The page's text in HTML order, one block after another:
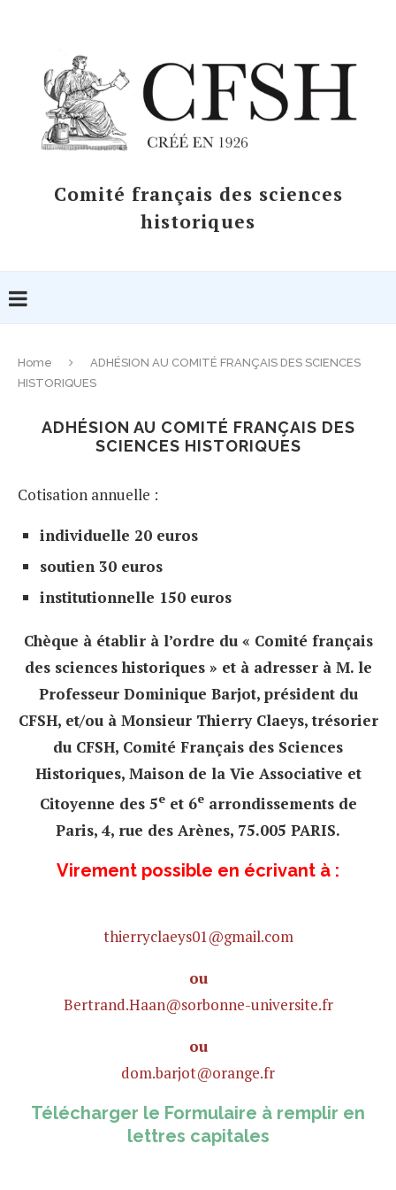
Comité français des sciences
historiques
Home
ADHÉSION AU COMITÉ FRANÇAIS DES SCIENCES
HISTORIQUES
ADHÉSION AU COMITÉ FRANÇAIS DES
SCIENCES HISTORIQUES
Cotisation annuelle :
individuelle 20 euros
soutien 30 euros
institutionnelle 150 euros
Chèque à établir à l’ordre du « Comité français
des sciences historiques » et à adresser à M. le
Professeur Dominique Barjot, président du
CFSH, et/ou à Monsieur Thierry Claeys, trésorier
du CFSH, Comité Français des Sciences
Historiques, Maison de la Vie Associative et
Citoyenne des 5eet 6earrondissements de
Paris, 4, rue des Arènes, 75.005 PARIS.
Virement possible en écrivant à :
thierryclaeys01@gmail.com
ou
Bertrand.Haan@sorbonne-universite.fr
ou
dom.barjot@orange.fr
Télécharger le Formulaire à remplir en
lettres capitales